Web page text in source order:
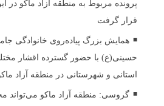
پرونده مربوط به منطقه آزاد ماکو
قرار گرفت
همایش بزرگ پیاده‌روی خانوادگی
حسینی(ع) با حضور گسترده اقشار
استانی و شهرستانی در منطقه آزاد
گروسی: منطقه آزاد ماکو می‌تواند